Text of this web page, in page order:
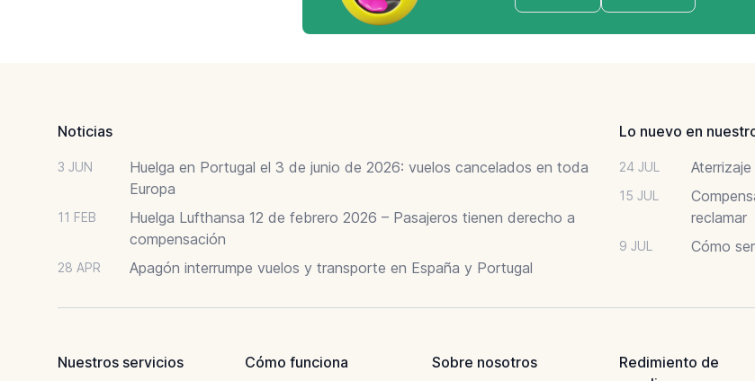
Noticias
3 JUN
Huelga en Portugal el 3 de junio de 2026: vuelos cancelados en toda
Europa
11 FEB
Huelga Lufthansa 12 de febrero 2026 – Pasajeros tienen derecho a
compensación
28 APR Apagón interrumpe vuelos y transporte en España y Portugal
Lo nuevo en
24 JUL
15 JUL
reclamar
9 JUL Cómo
Nuestros servicios Cómo funciona Sobre nosotros
Redimiento de